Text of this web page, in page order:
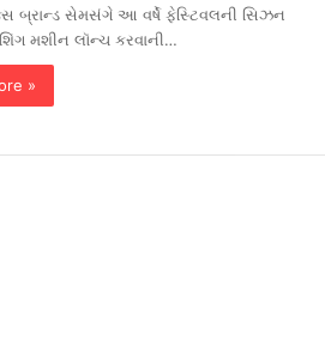
બ્રાન્ડ સેમસંગે આ વર્ષે ફેસ્ટિવલની સિઝન
મશીન લૉન્ચ કરવાની…
»